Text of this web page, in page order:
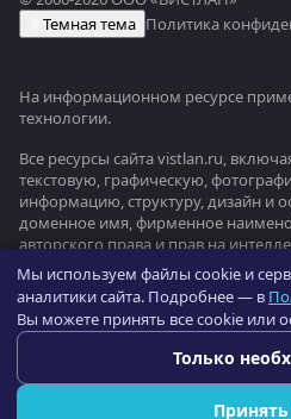
Темная тема Политика
На информационном ресурсе
технологии.
Все ресурсы сайта vistlan.ru,
текстовую, графическую,
информацию, структуру, дизайн и
доменное имя, фирменное
авторского права и прав на
защищены российским
соглашениями об охране
Оптовый портал
Мы используем файлы cookie и
аналитики сайта. Подробнее — в
Вы можете принять все cookie или
Только
Принять